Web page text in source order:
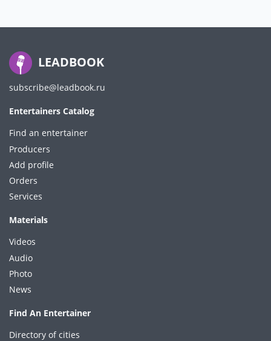
LEADBOOK
subscribe@leadbook.ru
Entertainers Catalog
Find an entertainer
Producers
Add profile
Orders
Services
Materials
Videos
Audio
Photo
News
Find An Entertainer
Directory of cities